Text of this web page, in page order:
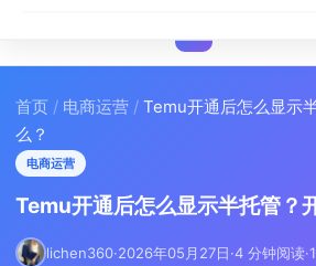
首页 / 电商运营 / Temu开通后怎么显示
么？
电商运营
Temu开通后怎么显示半托管？
lichen360·2026年05月27日·4 分钟阅读·